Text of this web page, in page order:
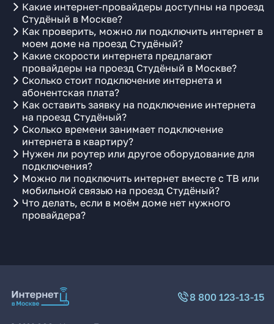
Какие интернет-провайдеры доступны на проезд
Студёный в Москве?
Как проверить, можно ли подключить интернет в
моем доме на проезд Студёный?
Какие скорости интернета предлагают
провайдеры на проезд Студёный в Москве?
Сколько стоит подключение интернета и
абонентская плата?
Как оставить заявку на подключение интернета
на проезд Студёный?
Сколько времени занимает подключение
интернета в квартиру?
Нужен ли роутер или другое оборудование для
подключения?
Можно ли подключить интернет вместе с ТВ или
мобильной связью на проезд Студёный?
Что делать, если в моём доме нет нужного
провайдера?
8 800 123-13-15